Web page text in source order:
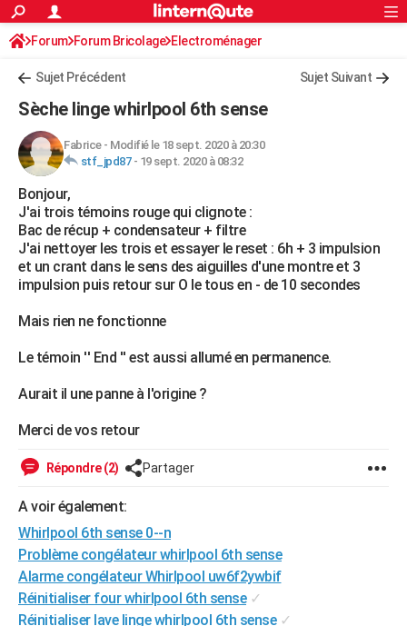
ACTUALITÉS
Politique
Société
Faits Divers
Education
Monde
Villes
+
FINANCE
Retraite
Impôts
Epargne
Immobilier
Risques naturels par ville
Banque
Assurance
Crédit
AUTO
Essais
Réserver un essai
Citadines
Berlines
SUV
Forum auto
+HIGH-TECH
Mobiles
Meilleur smartphone
Internet
Ordinateurs
Jeux vidéo
Guide high-tech
+BRICOLAGE
Forum
Aménagement intérieur
Extérieur
Cuisine
Salle de bains
Jardinage
Rangement
WEEK-END
Guides de France
Escapades
Patrimoine
Expositions
Musées
Week-end nature
+LIFESTYLE
Art de vivre
Bien-être
Loisirs
ModeModes de vie
SANTE
Alimentation
Guide de la santé
Maladies
Médicaments
Sommeil
VOYAGE
Destinations
City break
Voyage nature
Voyage de noces
Forum
Climat
+PHOTO
GUIDES D'ACHAT
BONS PLANS
CARTE DE VOEUX
Carte de Noël
Carte Bonne année
Carte Saint-Valentin
Carte Pâques
Carte d'anniversaire
DICTIONNAIRE
Dictionnaire
Biographies
Citations
Expressions
Proverbes
PROGRAMME TV
S'inscrire
Connexion
Forum Forum Bricolage Electroménager
Sujet Précédent Sujet Suivant
Sèche linge whirlpool 6th sense
Fabrice- Modifié le 18 sept. 2020 à 20:30
stf_jpd87- 19 sept. 2020 à 08:32
Bonjour,
J'ai trois témoins rouge qui clignote :
Bac de récup + condensateur + filtre
J'ai nettoyer les trois et essayer le reset : 6h + 3 impulsion
et un crant dans le sens des aiguilles d'une montre et 3
impulsion puis retour sur O le tous en - de 10 secondes
Mais rien ne fonctionne
Le témoin '' End '' est aussi allumé en permanence.
Aurait il une panne à l'origine ?
Merci de vos retour
Répondre (2) Partager
A voir également:
Whirlpool 6th sense 0--n
Problème congélateur whirlpool 6th sense
Alarme congélateur Whirlpool uw6f2ywbif
Réinitialiser four whirlpool 6th sense ✓
Réinitialiser lave linge whirlpool 6th sense ✓